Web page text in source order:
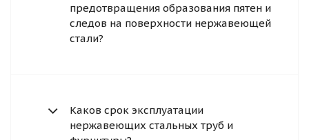
предотвращения образования пятен и
следов на поверхности нержавеющей
стали?
Каков срок эксплуатации
нержавеющих стальных труб и